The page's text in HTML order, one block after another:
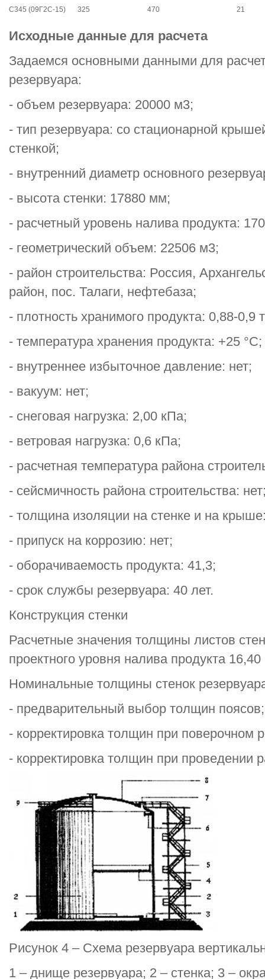
С345 (09Г2С-15) 325 470 21
Исходные данные для расчета
Задаемся основными данными для
резервуара:
- объем резервуара: 20000 м3;
- тип резервуара: со стационарной
стенкой;
- внутренний диаметр основного
- высота стенки: 17880 мм;
- расчетный уровень налива продукта:
- геометрический объем: 22506 м3;
- район строительства: Россия,
район, пос. Талаги, нефтебаза;
- плотность хранимого продукта: 0,88-0,9
- температура хранения продукта: +25 °С;
- внутреннее избыточное давление: нет;
- вакуум: нет;
- снеговая нагрузка: 2,00 кПа;
- ветровая нагрузка: 0,6 кПа;
- расчетная температура района
- сейсмичность района строительства:
- толщина изоляции на стенке и на
- припуск на коррозию: нет;
- оборачиваемость продукта: 41,3;
- срок службы резервуара: 40 лет.
Конструкция стенки
Расчетные значения толщины листов
проектного уровня налива продукта
Номинальные толщины стенок
- предварительный выбор толщин поясов;
- корректировка толщин при поверочном
- корректировка толщин при проведении
Рисунок 4 – Схема резервуара
1 – днище резервуара; 2 – стенка; 3 –